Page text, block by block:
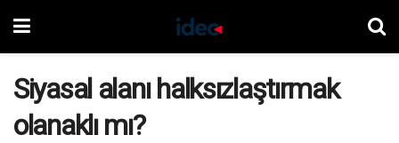
Siyasal alanı halksızlaştırmak
olanaklı mı?